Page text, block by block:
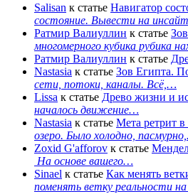
Salisan к статье Навигатор
состояние. Вывести на
Ратмир Валиуллин к статье
многомерного кубика рубика
Ратмир Валиуллин к статье
Nastasia к статье Зов Египта.
сети, потоки, каналы. Всё,…
Lissa к статье Древо жизни и
началось движение…
Nastasia к статье Мета ретрит
озеро. Было холодно,
Zoxid G'afforov к статье
На основе вашего…
Sinael к статье Как менять
поменять ветку реальности